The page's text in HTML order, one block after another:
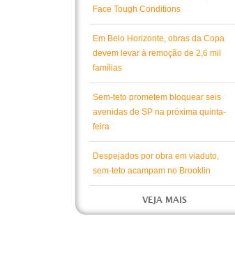
Face Tough Conditions
Em Belo Horizonte, obras da Copa
devem levar à remoção de 2,6 mil
famílias
Sem-teto prometem bloquear seis
avenidas de SP na próxima quinta-
feira
Despejados por obra em viaduto,
sem-teto acampam no Brooklin
VEJA MAIS